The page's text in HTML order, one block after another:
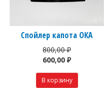
Спойлер капота ОКА
800,00 ₽
600,00 ₽